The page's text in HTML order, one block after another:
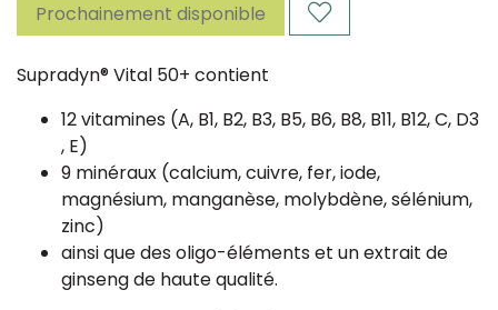
Prochainement disponible
Supradyn® Vital 50+ contient
12 vitamines (A, B1, B2, B3, B5, B6, B8, B11, B12, C, D3
, E)
9 minéraux (calcium, cuivre, fer, iode,
magnésium, manganèse, molybdène, sélénium,
zinc)
ainsi que des oligo-éléments et un extrait de
ginseng de haute qualité.